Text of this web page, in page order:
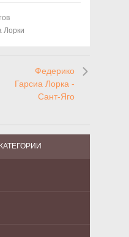
Лорки
Федерико
Гарсиа Лорка -
Сант-Яго